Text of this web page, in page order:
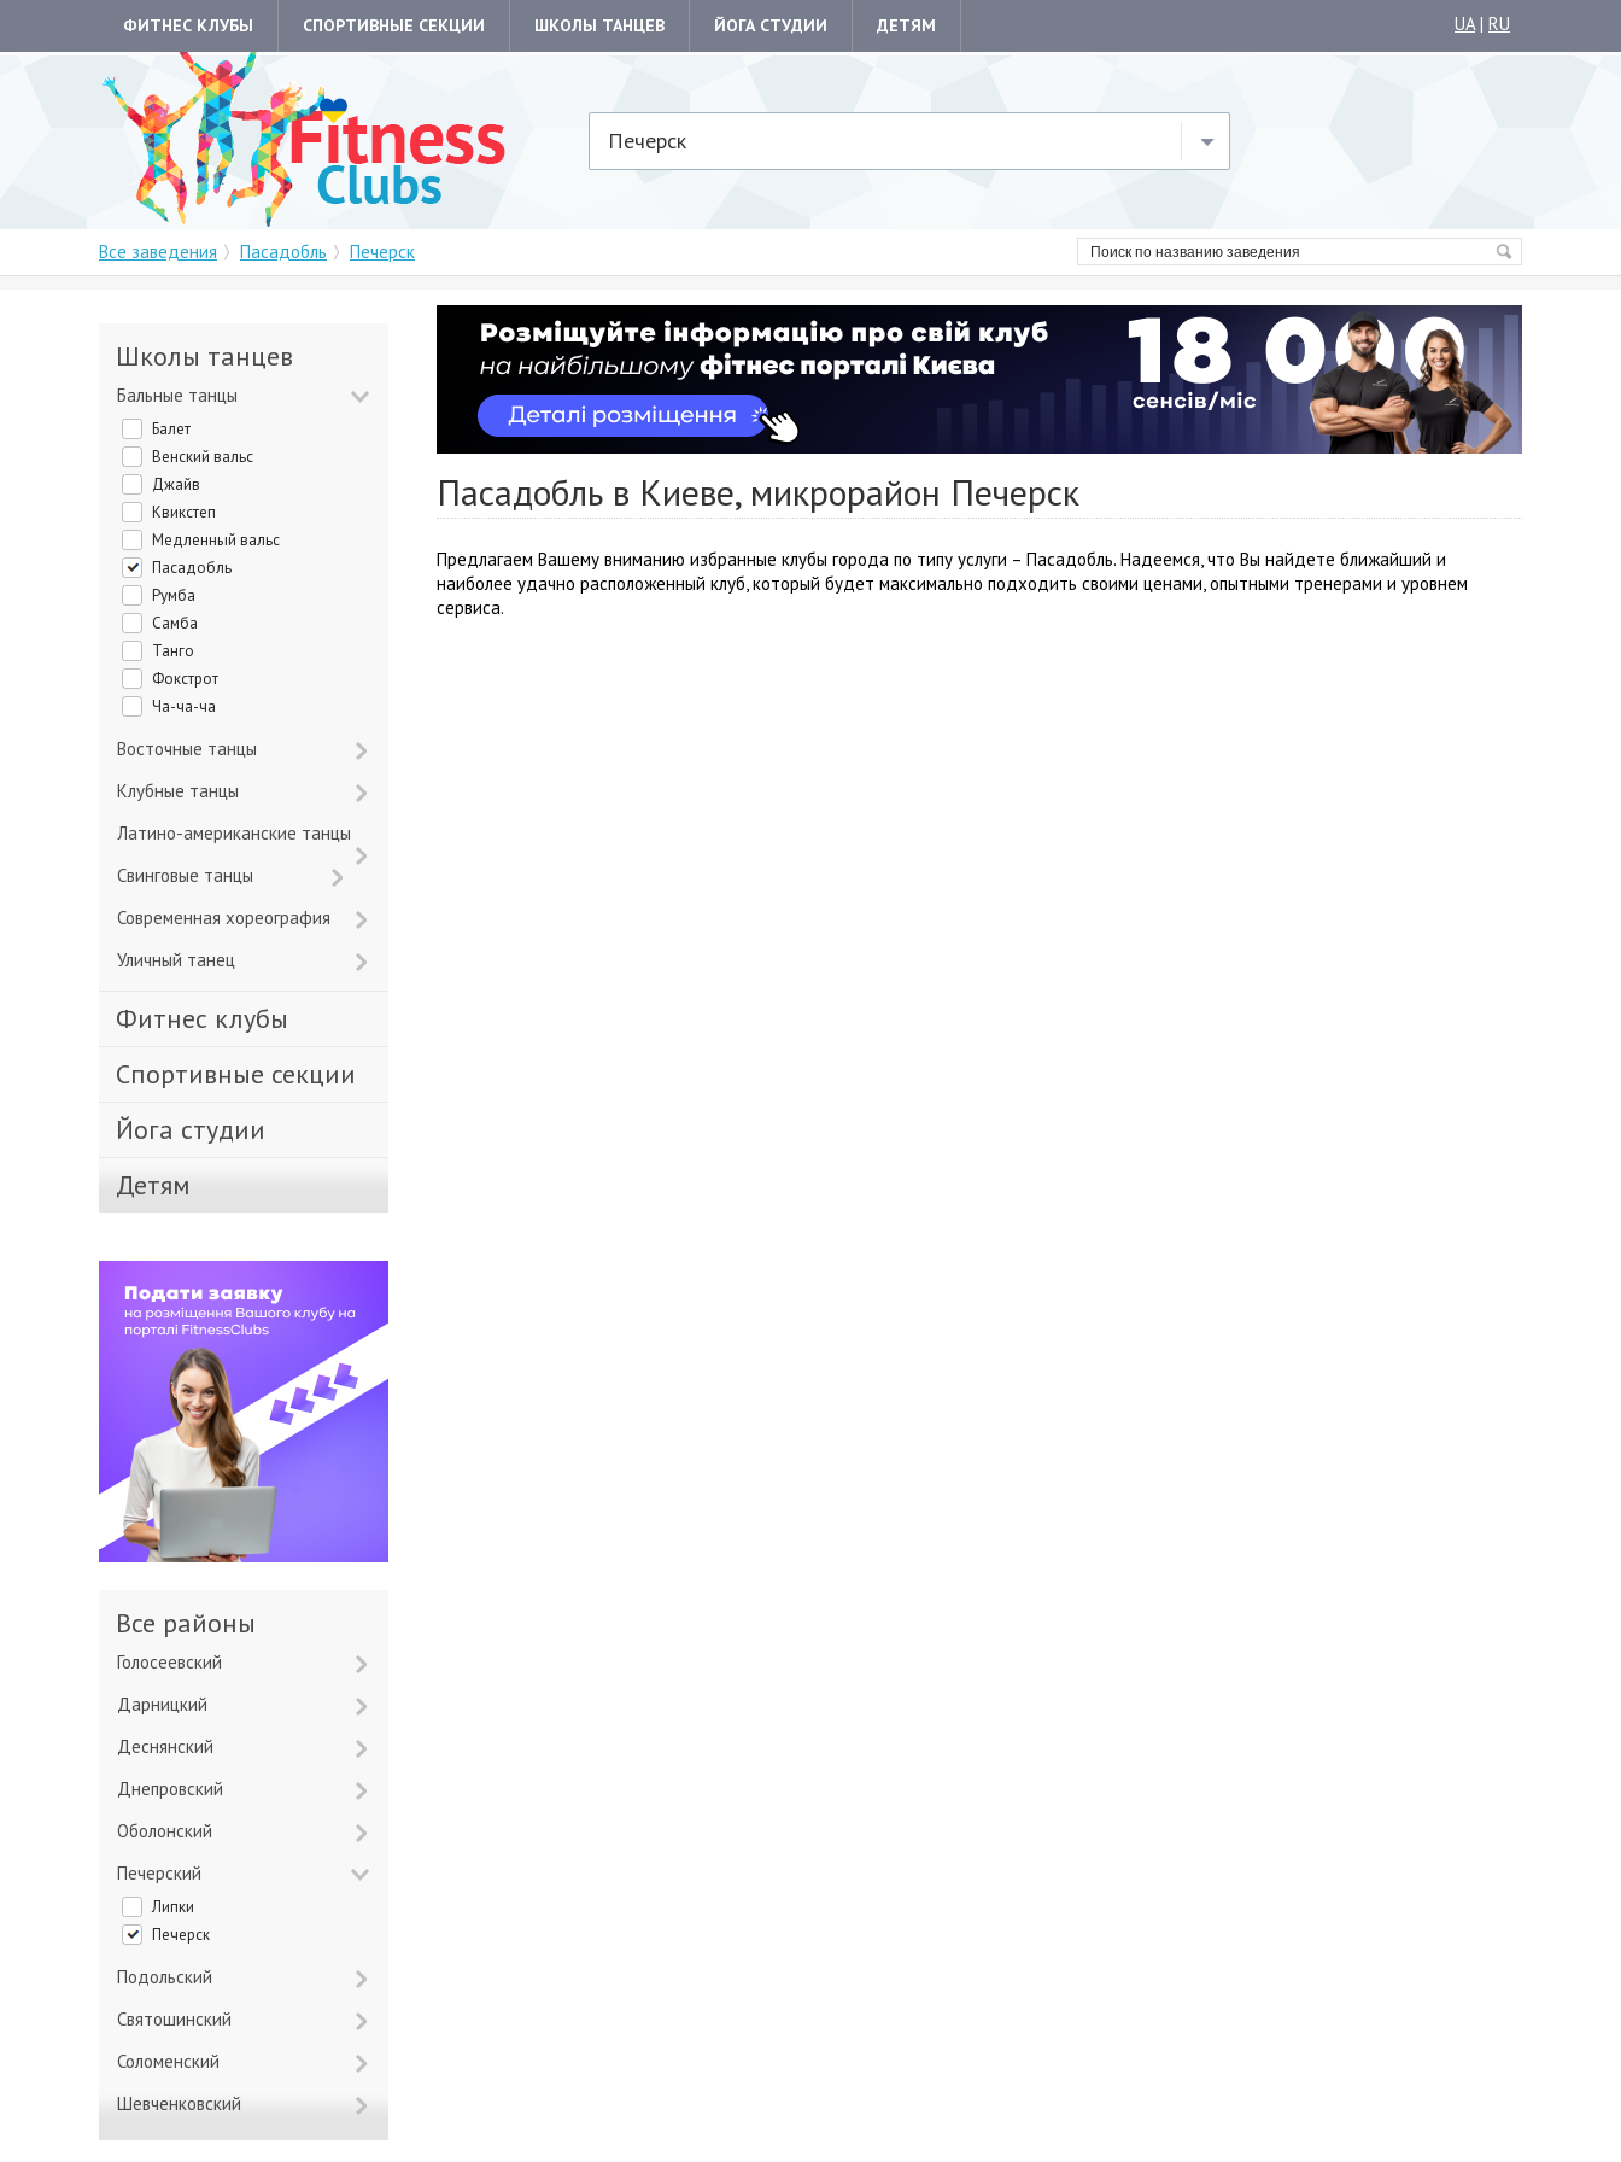
ФИТНЕС КЛУБЫ СПОРТИВНЫЕ СЕКЦИИ ШКОЛЫ ТАНЦЕВ ЙОГА СТУДИИ ДЕТЯМ UA| RU
Печерск
Все заведения Пасадобль Печерск
Пасадобль в Киеве, микрорайон Печерск
Предлагаем Вашему вниманию избранные клубы города по типу услуги – Пасадобль. Надеемся, что Вы найдете ближайший и
наиболее удачно расположенный клуб, который будет максимально подходить своими ценами, опытными тренерами и уровнем
сервиса.
Школы танцев
Бальные танцы
Балет
Венский вальс
Джайв
Квикстеп
Медленный вальс
Пасадобль
Румба
Самба
Танго
Фокстрот
Ча-ча-ча
Восточные танцы
Клубные танцы
Латино-американские танцы
Свинговые танцы
Современная хореография
Уличный танец
Фитнес клубы
Спортивные секции
Йога студии
Детям
Все районы
Голосеевский
Дарницкий
Деснянский
Днепровский
Оболонский
Печерский
Липки
Печерск
Подольский
Святошинский
Соломенский
Шевченковский